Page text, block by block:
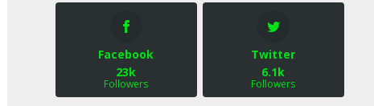
Facebook
23k
Followers
Twitter
6.1k
Followers